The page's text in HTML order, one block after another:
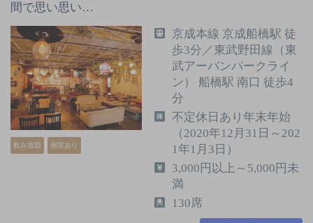
間で思い思い…
飲み放題 個室あり
京成本線 京成船橋駅 徒
歩3分／東武野田線（東
武アーバンパークライ
ン） 船橋駅 南口 徒歩4
分
不定休日あり年末年始
（2020年12月31日～202
1年1月3日）
3,000円以上～5,000円未
満
130席